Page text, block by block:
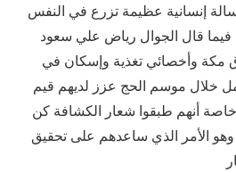
إنسانية عظيمة تزرع في النفس
فيما قال الجوال رياض علي سعود
مكة وأخصائي تغذية وإسكان في
خلال موسم الحج عزز لديهم قيم
أنهم طبقوا شعار الكشافة كن
الأمر الذي ساعدهم على تحقيق